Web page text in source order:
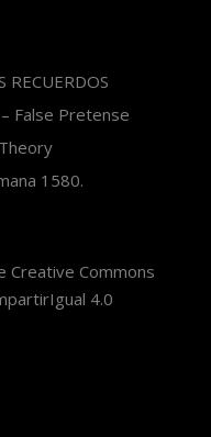
RECUERDOS
False Pretense
1580.
Creative Commons
4.0